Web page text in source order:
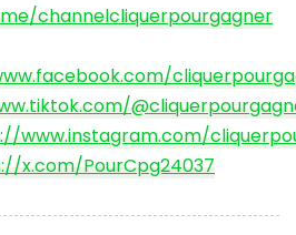
channelcliquerpourgagner
www.instagram.com/
x.com/PourCpg24037